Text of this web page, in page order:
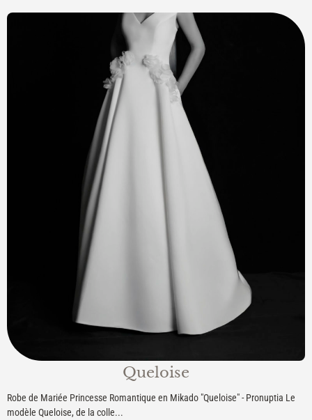
Queloise
Robe de Mariée Princesse Romantique en Mikado "Queloise" - Pronuptia Le
modèle Queloise, de la colle...